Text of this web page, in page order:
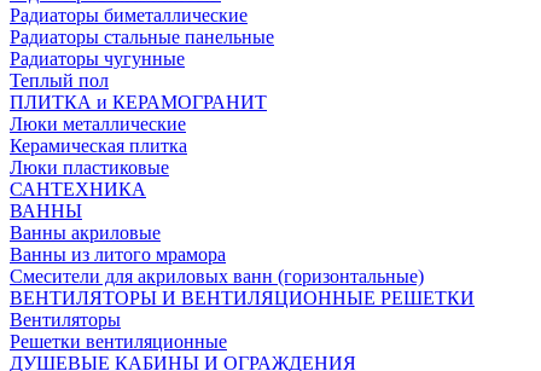
Радиаторы биметаллические
Радиаторы стальные панельные
Радиаторы чугунные
Теплый пол
ПЛИТКА и КЕРАМОГРАНИТ
Люки металлические
Керамическая плитка
Люки пластиковые
САНТЕХНИКА
ВАННЫ
Ванны акриловые
Ванны из литого мрамора
Смесители для акриловых ванн (горизонтальные)
ВЕНТИЛЯТОРЫ И ВЕНТИЛЯЦИОННЫЕ РЕШЕТКИ
Вентиляторы
Решетки вентиляционные
ДУШЕВЫЕ КАБИНЫ И ОГРАЖДЕНИЯ